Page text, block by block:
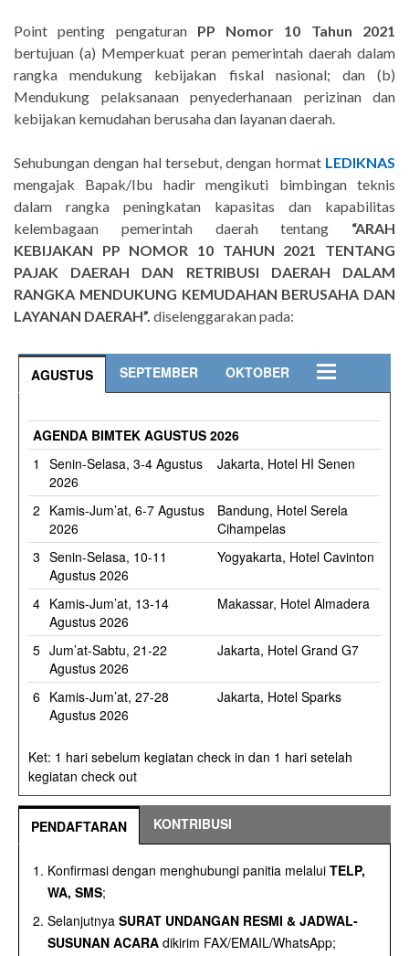
Point penting pengaturan PP Nomor 10 Tahun 2021
bertujuan (a) Memperkuat peran pemerintah daerah dalam
rangka mendukung kebijakan fiskal nasional; dan (b)
Mendukung pelaksanaan penyederhanaan perizinan dan
kebijakan kemudahan berusaha dan layanan daerah.
Sehubungan dengan hal tersebut, dengan hormat LEDIKNAS
mengajak Bapak/Ibu hadir mengikuti bimbingan teknis
dalam rangka peningkatan kapasitas dan kapabilitas
kelembagaan pemerintah daerah tentang “ARAH
KEBIJAKAN PP NOMOR 10 TAHUN 2021 TENTANG
PAJAK DAERAH DAN RETRIBUSI DAERAH DALAM
RANGKA MENDUKUNG KEMUDAHAN BERUSAHA DAN
LAYANAN DAERAH”. diselenggarakan pada:
AGUSTUS SEPTEMBER OKTOBER
AGENDA BIMTEK AGUSTUS 2026
1
Senin-Selasa, 3-4 Agustus
2026
Jakarta, Hotel HI Senen
2 Kamis-Jum’at, 6-7 Agustus
2026
Bandung, Hotel Serela
Cihampelas
3 Senin-Selasa, 10-11
Agustus 2026
Yogyakarta, Hotel Cavinton
4 Kamis-Jum’at, 13-14
Agustus 2026
Makassar, Hotel Almadera
5 Jum’at-Sabtu, 21-22
Agustus 2026
Jakarta, Hotel Grand G7
6 Kamis-Jum’at, 27-28
Agustus 2026
Jakarta, Hotel Sparks
Ket: 1 hari sebelum kegiatan check in dan 1 hari setelah
kegiatan check out
PENDAFTARAN KONTRIBUSI
Konfirmasi dengan menghubungi panitia melalui TELP,
WA, SMS;
Selanjutnya SURAT UNDANGAN RESMI & JADWAL-
SUSUNAN ACARA dikirim FAX/EMAIL/WhatsApp;